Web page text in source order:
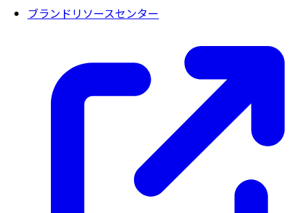
ブランドリソースセンター